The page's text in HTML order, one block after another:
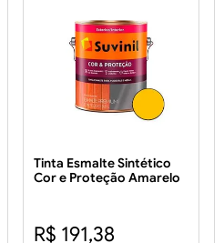
Tinta Esmalte Sintético
Cor e Proteção Amarelo
R$ 191,38